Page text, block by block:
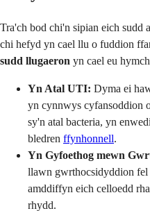
Tra'ch bod chi'n sipian eich sudd
chi hefyd yn cael llu o fuddion
sudd llugaeron yn cael eu
Yn Atal UTI: Dyma ei
yn cynnwys cyfansoddion
sy'n atal bacteria, yn
bledren ffynhonnell.
Yn Gyfoethog mewn
llawn gwrthocsidyddion
amddiffyn eich celloedd
rhydd.